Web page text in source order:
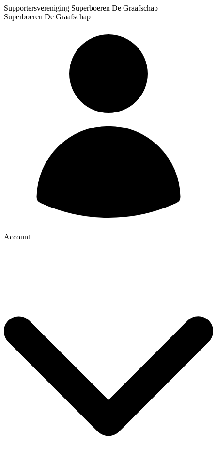
Supportersvereniging Superboeren De Graafschap
Superboeren De Graafschap
Account